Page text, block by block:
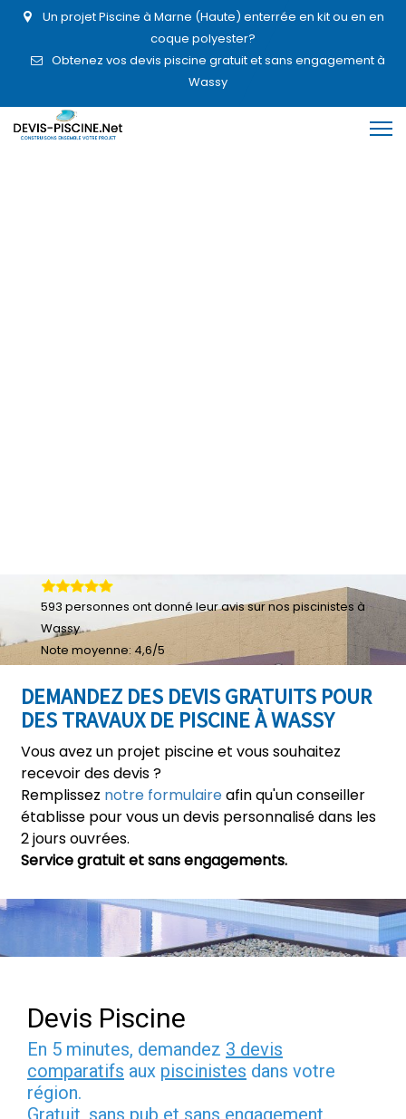
Un projet Piscine à Marne (Haute) enterrée en kit ou en en
coque polyester?
Obtenez vos devis piscine gratuit et sans engagement à
Wassy
DEMANDEZ DES DEVIS GRATUITS POUR
DES TRAVAUX DE PISCINE À WASSY
Vous avez un projet piscine et vous souhaitez
recevoir des devis ?
Remplissez notre formulaireafin qu'un conseiller
établisse pour vous un devis personnalisé dans les
2 jours ouvrées.
Service gratuit et sans engagements.
593 personnes ont donné leuravis sur nos piscinistes à
Wassy
Note moyenne: 4,6/5
Devis Piscine
En 5 minutes, demandez 3 devis
comparatifs aux piscinistes dans votre
région.
Gratuit, sans pub et sans engagement.